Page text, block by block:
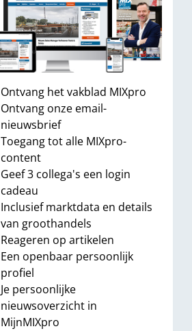
Ontvang het vakblad MIXpro
Ontvang onze email-
nieuwsbrief
Toegang tot alle MIXpro-
content
Geef 3 collega's een login
cadeau
Inclusief marktdata en details
van groothandels
Reageren op artikelen
Een openbaar persoonlijk
profiel
Je persoonlijke
nieuwsoverzicht in
MijnMIXpro